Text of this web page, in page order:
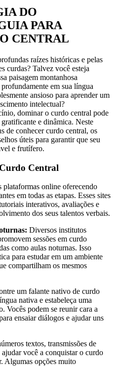
DO
PARA
CENTRAL
raízes históricas e pelas
curdas? Talvez você esteja
paisagem montanhosa
em sua língua
ansioso para aprender um
intelectual?
dominar o curdo central pode
e dinâmica. Neste
de conhecer curdo central, os
úteis para garantir que seu
e frutífero.
Central
plataformas online oferecendo
em todas as etapas. Esses sites
interativos, avaliações e
dos seus talentos verbais.
Diversos institutos
sessões em curdo
como aulas noturnas. Isso
para estudar em um ambiente
compartilham os mesmos
um falante nativo de curdo
nativa e estabeleça uma
Vocês podem se reunir cara a
ensaiar diálogos e ajudar uns
textos, transmissões de
você a conquistar o curdo
Algumas opções muito